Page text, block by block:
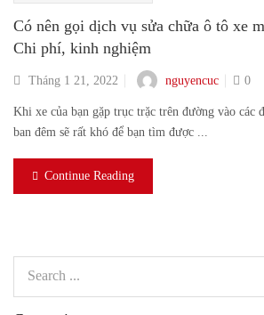
Có nên gọi dịch vụ sửa chữa ô tô xe
Chi phí, kinh nghiệm
Tháng 1 21, 2022 nguyencuc 0
Khi xe của bạn gặp trục trặc trên đường vào các
ban đêm sẽ rất khó để bạn tìm được ...
Continue Reading